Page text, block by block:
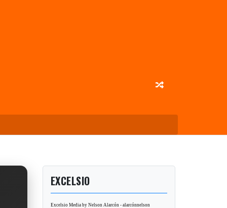
EXCELSIO
Excelsio Media by Nelson Alarcón - alarcónnelson